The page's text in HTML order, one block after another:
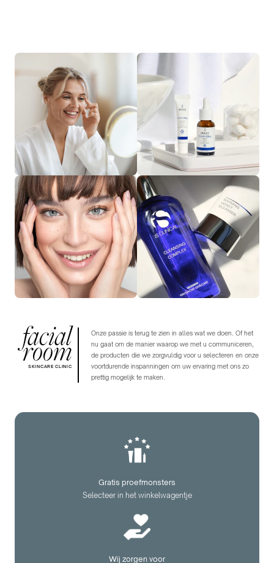
facial
room
SKINCARE CLINIC
Onze passie is terug te zien in alles wat we doen. Of het
nu gaat om de manier waarop we met u communiceren,
de producten die we zorgvuldig voor u selecteren en onze
voortdurende inspanningen om uw ervaring met ons zo
prettig mogelijk te maken.
Gratis proefmonsters
Selecteer in het winkelwagentje
Wij zorgen voor